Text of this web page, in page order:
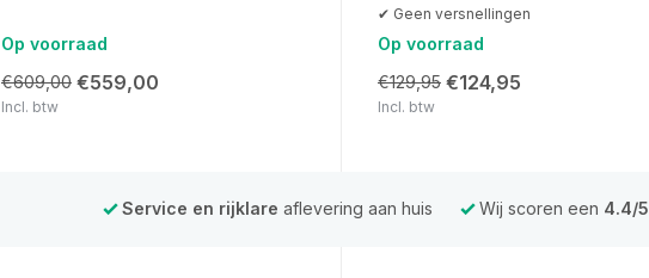
Op voorraad
€609,00 €559,00
Incl. btw
✔ Geen versnellingen
Op voorraad
€129,95 €124,95
Incl. btw
Service en rijklare aflevering aan huis Wij scoren een 4.4/5